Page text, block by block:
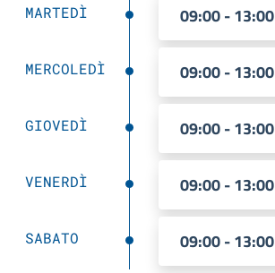
MARTEDÌ 09:00 - 13:00
MERCOLEDÌ 09:00 - 13:00
GIOVEDÌ 09:00 - 13:00
VENERDÌ 09:00 - 13:00
SABATO 09:00 - 13:00